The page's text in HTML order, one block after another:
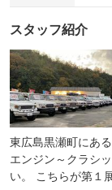
スタッフ紹介
東広島黒瀬町にあ
エンジン～クラシ
い。 こちらが第１